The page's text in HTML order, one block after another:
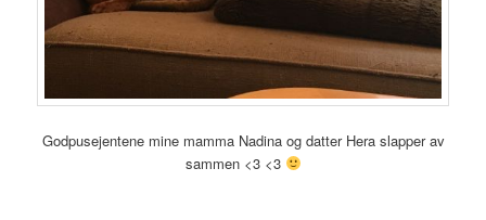
Godpusejentene mine mamma Nadina og datter Hera slapper av
sammen <3 <3